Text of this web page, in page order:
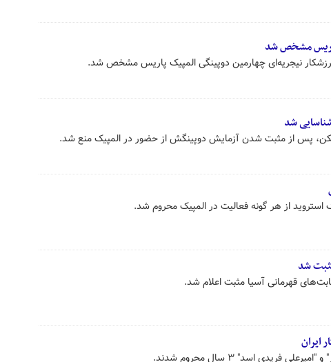
مشخص شد
نیجریه‌ای چهارمین دوپینگی المپیک پاریس مشخص شد.
شد
پس از مثبت شدن آزمایش دوپینگش از حضور در المپیک منع شد.
استروید از هر گونه فعالیت در المپیک محروم شد.
شد
قهرمانی آسیا مثبت اعلام شد.
ایران
فریدی اسد" ۳ سال محروم شدند.